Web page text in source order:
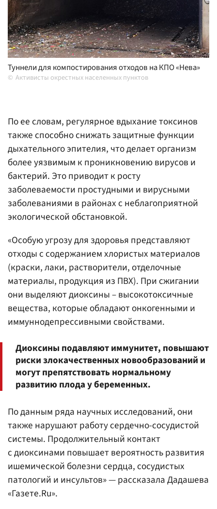
Туннели для компостирования отходов на КПО «Нева»
Активисты окрестных населенных пунктов
По ее словам, регулярное вдыхание токсинов
также способно снижать защитные функции
дыхательного эпителия, что делает организм
более уязвимым к проникновению вирусов и
бактерий. Это приводит к росту
заболеваемости простудными и вирусными
заболеваниями в районах с неблагоприятной
экологической обстановкой.
«Особую угрозу для здоровья представляют
отходы с содержанием хлористых материалов
(краски, лаки, растворители, отделочные
материалы, продукция из ПВХ). При сжигании
они выделяют диоксины – высокотоксичные
вещества, которые обладают онкогенными и
иммуннодепрессивными свойствами.
Диоксины подавляют иммунитет, повышают
риски злокачественных новообразований и
могут препятствовать нормальному
развитию плода у беременных.
По данным ряда научных исследований, они
также нарушают работу сердечно-сосудистой
системы. Продолжительный контакт
с диоксинами повышает вероятность развития
ишемической болезни сердца, сосудистых
патологий и инсультов» — рассказала Дадашева
«Газете.Ru».